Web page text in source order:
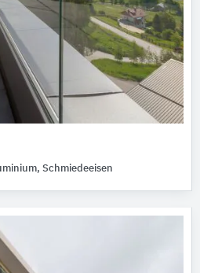
Schmiedeeisen